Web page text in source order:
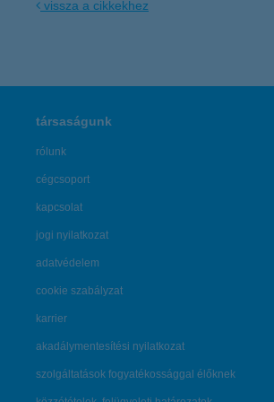
vissza a cikkekhez
társaságunk
rólunk
cégcsoport
kapcsolat
jogi nyilatkozat
adatvédelem
cookie szabályzat
karrier
akadálymentesítési nyilatkozat
szolgáltatások fogyatékossággal élőknek